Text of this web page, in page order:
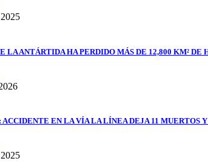
LA ANTÁRTIDA HA PERDIDO MÁS DE 12,800 KM² DE
EN LA VÍA LA LÍNEA DEJA 11 MUERTOS